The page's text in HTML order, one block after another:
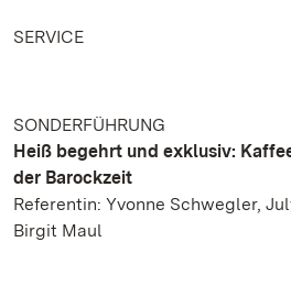
SERVICE
SONDERFÜHRUNG
Heiß begehrt und exklusiv:
der Barockzeit
Referentin: Yvonne Schwegler,
Birgit Maul